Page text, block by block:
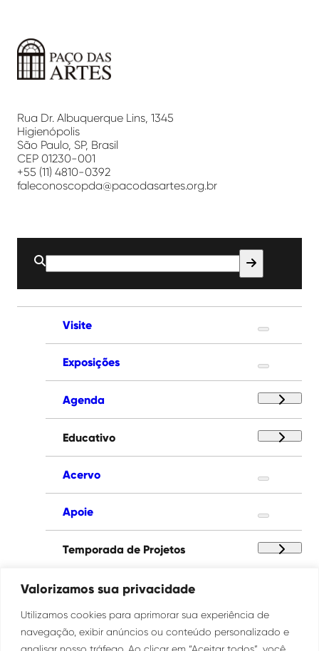
Valorizamos sua privacidade
Utilizamos cookies para aprimorar sua experiência de
navegação, exibir anúncios ou conteúdo personalizado e
analisar nosso tráfego. Ao clicar em “Aceitar todos”, você
Artes
Rua Dr. Albuquerque Lins, 1345
Higienópolis
São Paulo, SP, Brasil
CEP 01230-001
+55 (11) 4810-0392
faleconoscopda@pacodasartes.org.br
Buscar
por:
Visite
Exposições
Agenda
Educativo
Acervo
Apoie
Temporada de Projetos
Paço das Artes
Institucional